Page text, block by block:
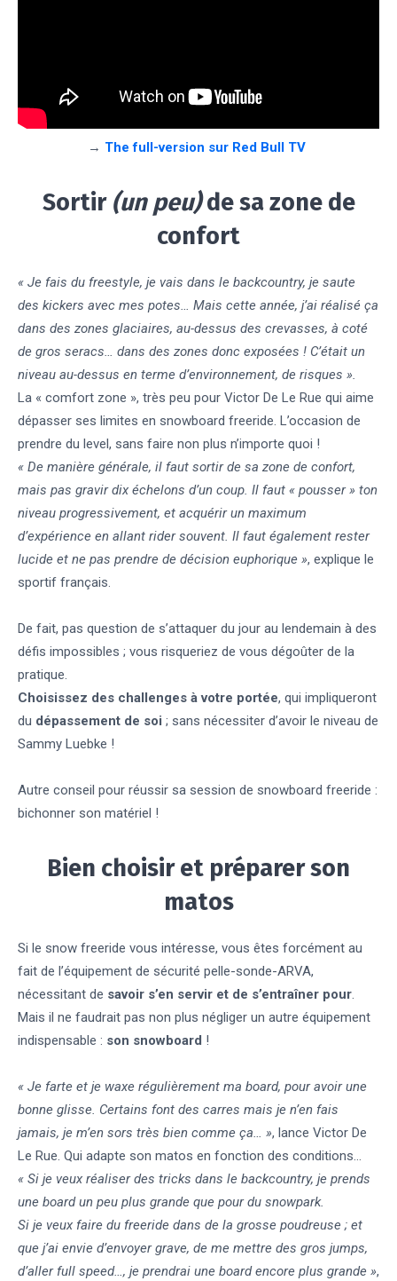
→ The full-version sur Red Bull TV
Sortir (un peu)de sa zone de
confort
« Je fais du freestyle, je vais dans le backcountry, je saute
des kickers avec mes potes… Mais cette année, j’ai réalisé ça
dans des zones glaciaires, au-dessus des crevasses, à coté
de gros seracs… dans des zones donc exposées ! C’était un
niveau au-dessus en terme d’environnement, de risques ».
La « comfort zone », très peu pour Victor De Le Rue qui aime
dépasser ses limites en snowboard freeride. L’occasion de
prendre du level, sans faire non plus n’importe quoi !
« De manière générale, il faut sortir de sa zone de confort,
mais pas gravir dix échelons d’un coup. Il faut « pousser » ton
niveau progressivement, et acquérir un maximum
d’expérience en allant rider souvent. Il faut également rester
lucide et ne pas prendre de décision euphorique », explique le
sportif français.
De fait, pas question de s’attaquer du jour au lendemain à des
défis impossibles ; vous risqueriez de vous dégoûter de la
pratique.
Choisissez des challenges à votre portée, qui impliqueront
du dépassement de soi ; sans nécessiter d’avoir le niveau de
Sammy Luebke !
Autre conseil pour réussir sa session de snowboard freeride :
bichonner son matériel !
Bien choisir et préparer son
matos
Si le snow freeride vous intéresse, vous êtes forcément au
fait de l’équipement de sécurité pelle-sonde-ARVA,
nécessitant de savoir s’en servir et de s’entraîner pour.
Mais il ne faudrait pas non plus négliger un autre équipement
indispensable : son snowboard !
« Je farte et je waxe régulièrement ma board, pour avoir une
bonne glisse. Certains font des carres mais je n’en fais
jamais, je m’en sors très bien comme ça… », lance Victor De
Le Rue. Qui adapte son matos en fonction des conditions…
« Si je veux réaliser des tricks dans le backcountry, je prends
une board un peu plus grande que pour du snowpark.
Si je veux faire du freeride dans de la grosse poudreuse ; et
que j’ai envie d’envoyer grave, de me mettre des gros jumps,
d’aller full speed…, je prendrai une board encore plus grande »,